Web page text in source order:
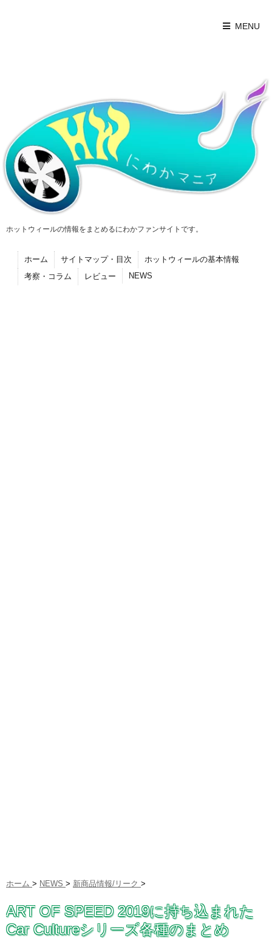
MENU
ホットウィールの情報をまとめるにわかファンサイトです。
ホーム サイトマップ・目次
ホットウィールの基本情報
考察・コラム
レビュー NEWS
ホーム > NEWS > 新商品情報/リーク >
ART OF SPEED 2019に持ち込まれた
Car Cultureシリーズ各種のまとめ